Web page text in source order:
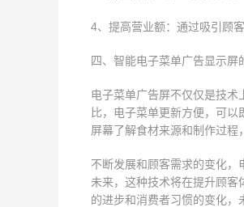
4、提高营业额：通过吸引顾
四、智能电子菜单广告显示屏
电子菜单广告屏不仅仅是技
比，电子菜单更新方便，可
屏幕了解食材来源和制作过程
不断发展和顾客需求的变化，
未来，这种技术将在提升顾
的进步和消费者习惯的变化，